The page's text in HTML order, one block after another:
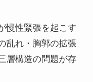
慢性緊張を起こす
乱れ・胸郭の拡張
層構造の問題が存